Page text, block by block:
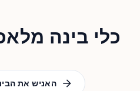
כלי בינה
האניש את